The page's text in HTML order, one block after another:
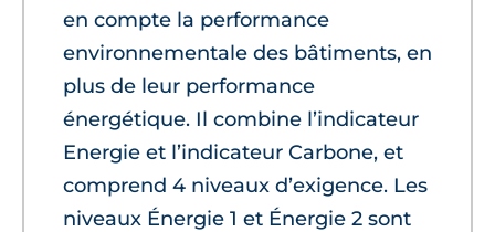
en compte la performance
environnementale des bâtiments, en
plus de leur performance
énergétique. Il combine l’indicateur
Energie et l’indicateur Carbone, et
comprend 4 niveaux d’exigence. Les
niveaux Énergie 1 et Énergie 2 sont